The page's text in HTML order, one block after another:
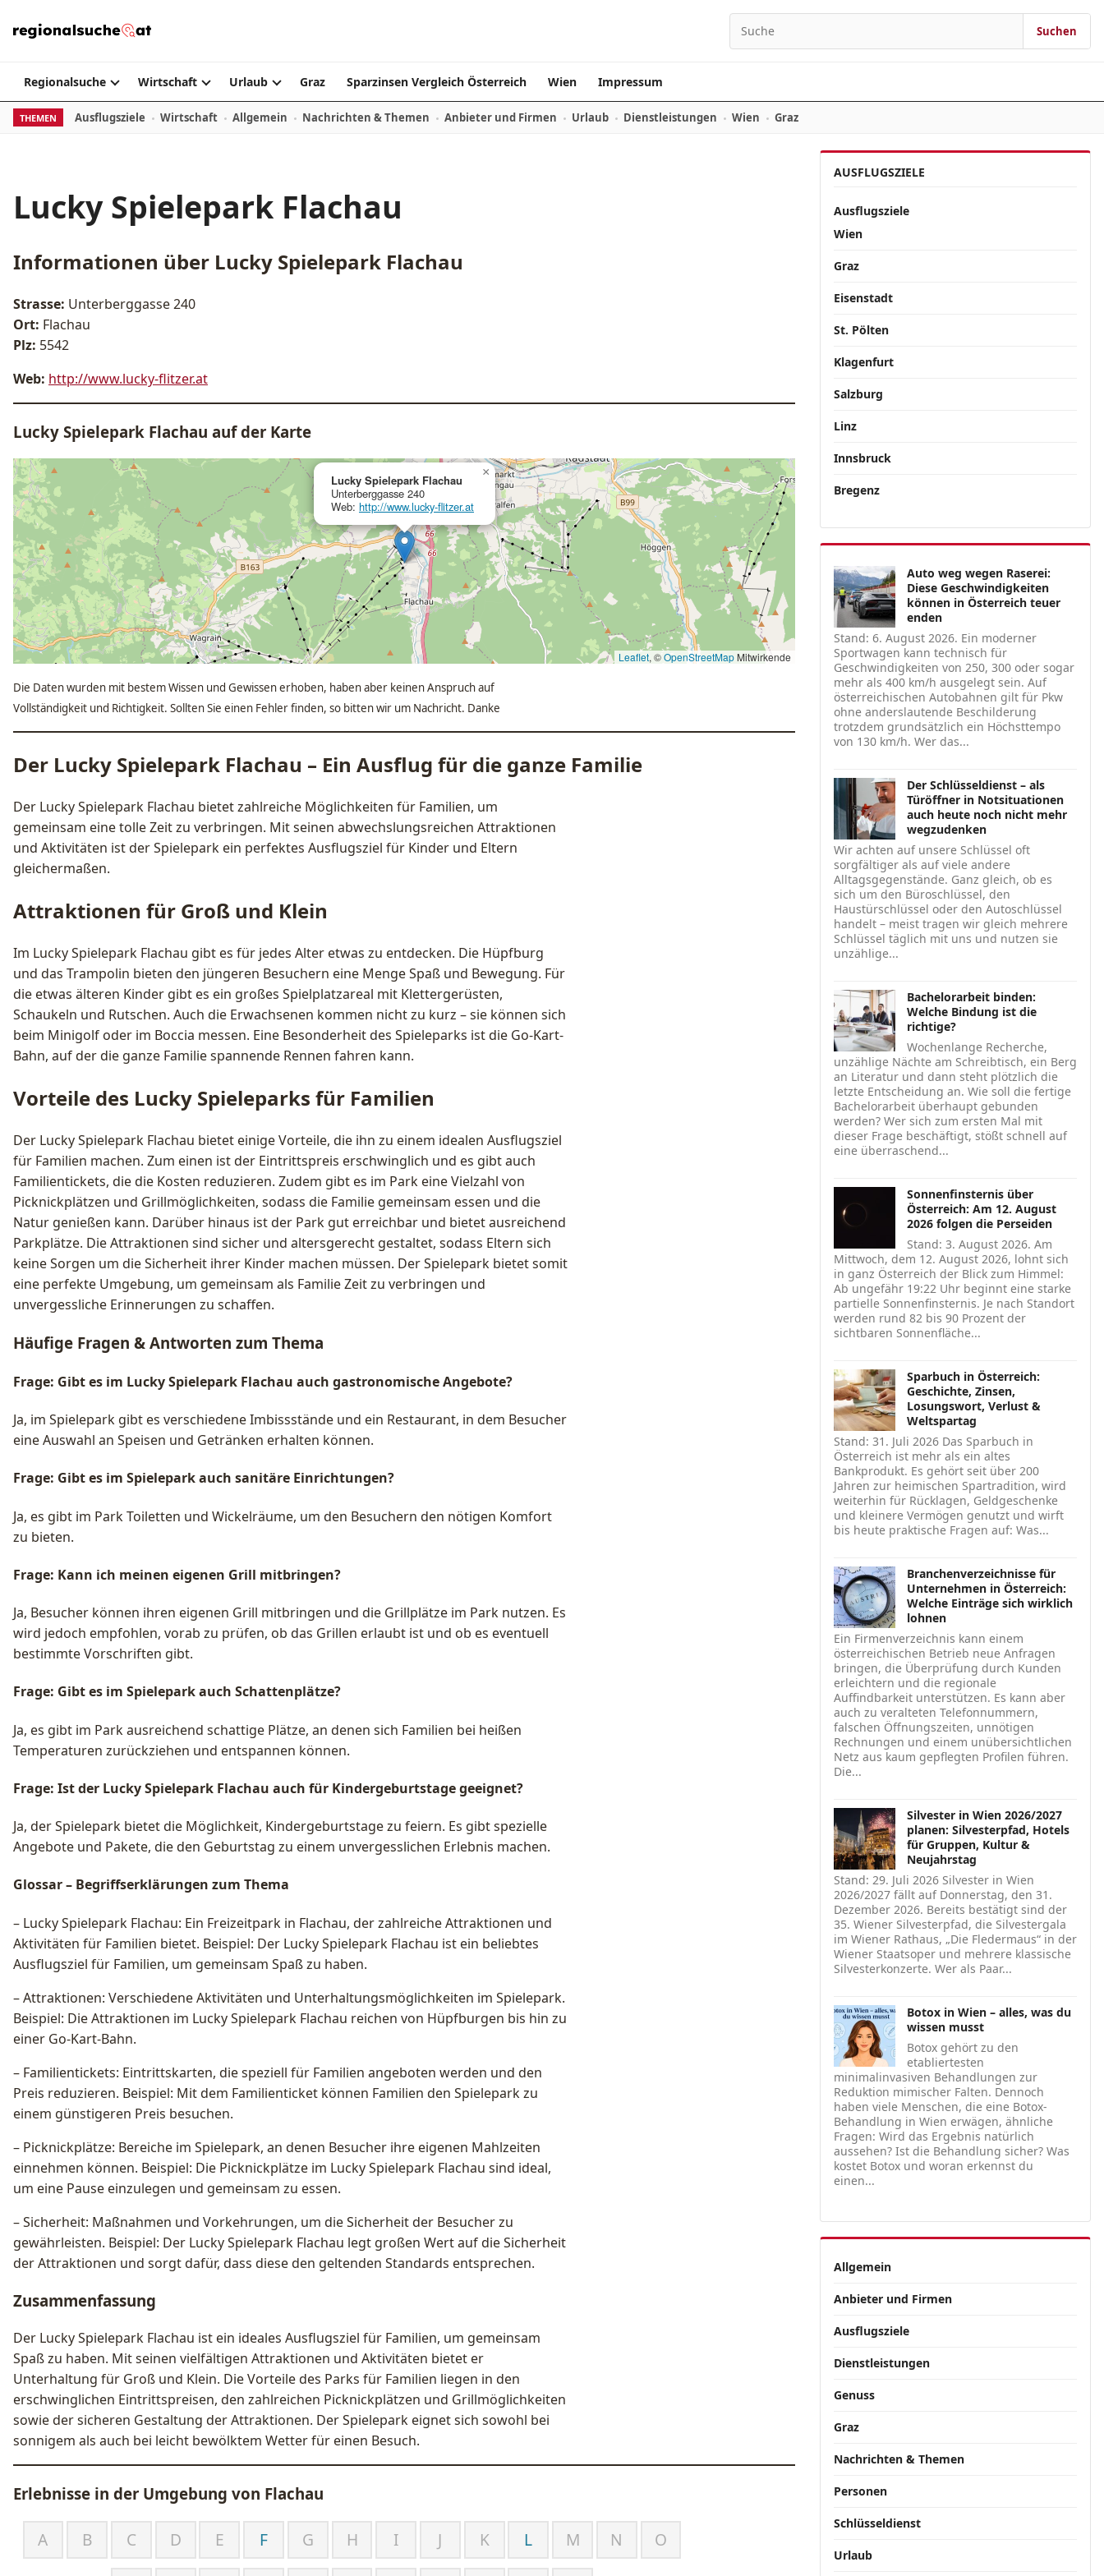
Suchen nach:
Suchen
Regionalsuche Wirtschaft Urlaub Graz Sparzinsen Vergleich Österreich Wien Impressum
THEMEN Ausflugsziele Wirtschaft Allgemein Nachrichten & Themen Anbieter und Firmen Urlaub Dienstleistungen Wien Graz
Lucky Spielepark Flachau
Informationen über Lucky Spielepark Flachau
Strasse: Unterberggasse 240
Ort: Flachau
Plz: 5542
Web: http://www.lucky-flitzer.at
Lucky Spielepark Flachau auf der Karte
Lucky Spielepark Flachau
Unterberggasse 240
Web: http://www.lucky-flitzer.at
×
Leaflet, ©OpenStreetMap Mitwirkende
Die Daten wurden mit bestem Wissen und Gewissen erhoben, haben aber keinen Anspruch auf
Vollständigkeit und Richtigkeit. Sollten Sie einen Fehler finden, so bitten wir um Nachricht. Danke
Der Lucky Spielepark Flachau – Ein Ausflug für die ganze Familie
Der Lucky Spielepark Flachau bietet zahlreiche Möglichkeiten für Familien, um
gemeinsam eine tolle Zeit zu verbringen. Mit seinen abwechslungsreichen Attraktionen
und Aktivitäten ist der Spielepark ein perfektes Ausflugsziel für Kinder und Eltern
gleichermaßen.
Attraktionen für Groß und Klein
Im Lucky Spielepark Flachau gibt es für jedes Alter etwas zu entdecken. Die Hüpfburg
und das Trampolin bieten den jüngeren Besuchern eine Menge Spaß und Bewegung. Für
die etwas älteren Kinder gibt es ein großes Spielplatzareal mit Klettergerüsten,
Schaukeln und Rutschen. Auch die Erwachsenen kommen nicht zu kurz – sie können sich
beim Minigolf oder im Boccia messen. Eine Besonderheit des Spieleparks ist die Go-Kart-
Bahn, auf der die ganze Familie spannende Rennen fahren kann.
Vorteile des Lucky Spieleparks für Familien
Der Lucky Spielepark Flachau bietet einige Vorteile, die ihn zu einem idealen Ausflugsziel
für Familien machen. Zum einen ist der Eintrittspreis erschwinglich und es gibt auch
Familientickets, die die Kosten reduzieren. Zudem gibt es im Park eine Vielzahl von
Picknickplätzen und Grillmöglichkeiten, sodass die Familie gemeinsam essen und die
Natur genießen kann. Darüber hinaus ist der Park gut erreichbar und bietet ausreichend
Parkplätze. Die Attraktionen sind sicher und altersgerecht gestaltet, sodass Eltern sich
keine Sorgen um die Sicherheit ihrer Kinder machen müssen. Der Spielepark bietet somit
eine perfekte Umgebung, um gemeinsam als Familie Zeit zu verbringen und
unvergessliche Erinnerungen zu schaffen.
Häufige Fragen & Antworten zum Thema
Frage: Gibt es im Lucky Spielepark Flachau auch gastronomische Angebote?
Ja, im Spielepark gibt es verschiedene Imbissstände und ein Restaurant, in dem Besucher
eine Auswahl an Speisen und Getränken erhalten können.
Frage: Gibt es im Spielepark auch sanitäre Einrichtungen?
Ja, es gibt im Park Toiletten und Wickelräume, um den Besuchern den nötigen Komfort
zu bieten.
Frage: Kann ich meinen eigenen Grill mitbringen?
Ja, Besucher können ihren eigenen Grill mitbringen und die Grillplätze im Park nutzen. Es
wird jedoch empfohlen, vorab zu prüfen, ob das Grillen erlaubt ist und ob es eventuell
bestimmte Vorschriften gibt.
Frage: Gibt es im Spielepark auch Schattenplätze?
Ja, es gibt im Park ausreichend schattige Plätze, an denen sich Familien bei heißen
Temperaturen zurückziehen und entspannen können.
Frage: Ist der Lucky Spielepark Flachau auch für Kindergeburtstage geeignet?
Ja, der Spielepark bietet die Möglichkeit, Kindergeburtstage zu feiern. Es gibt spezielle
Angebote und Pakete, die den Geburtstag zu einem unvergesslichen Erlebnis machen.
Glossar – Begriffserklärungen zum Thema
– Lucky Spielepark Flachau: Ein Freizeitpark in Flachau, der zahlreiche Attraktionen und
Aktivitäten für Familien bietet. Beispiel: Der Lucky Spielepark Flachau ist ein beliebtes
Ausflugsziel für Familien, um gemeinsam Spaß zu haben.
– Attraktionen: Verschiedene Aktivitäten und Unterhaltungsmöglichkeiten im Spielepark.
Beispiel: Die Attraktionen im Lucky Spielepark Flachau reichen von Hüpfburgen bis hin zu
einer Go-Kart-Bahn.
– Familientickets: Eintrittskarten, die speziell für Familien angeboten werden und den
Preis reduzieren. Beispiel: Mit dem Familienticket können Familien den Spielepark zu
einem günstigeren Preis besuchen.
– Picknickplätze: Bereiche im Spielepark, an denen Besucher ihre eigenen Mahlzeiten
einnehmen können. Beispiel: Die Picknickplätze im Lucky Spielepark Flachau sind ideal,
um eine Pause einzulegen und gemeinsam zu essen.
– Sicherheit: Maßnahmen und Vorkehrungen, um die Sicherheit der Besucher zu
gewährleisten. Beispiel: Der Lucky Spielepark Flachau legt großen Wert auf die Sicherheit
der Attraktionen und sorgt dafür, dass diese den geltenden Standards entsprechen.
Zusammenfassung
Der Lucky Spielepark Flachau ist ein ideales Ausflugsziel für Familien, um gemeinsam
Spaß zu haben. Mit seinen vielfältigen Attraktionen und Aktivitäten bietet er
Unterhaltung für Groß und Klein. Die Vorteile des Parks für Familien liegen in den
erschwinglichen Eintrittspreisen, den zahlreichen Picknickplätzen und Grillmöglichkeiten
sowie der sicheren Gestaltung der Attraktionen. Der Spielepark eignet sich sowohl bei
sonnigem als auch bei leicht bewölktem Wetter für einen Besuch.
Erlebnisse in der Umgebung von Flachau
A B C D E F G H I J K L M N O
AUSFLUGSZIELE
Ausflugsziele
Wien
Graz
Eisenstadt
St. Pölten
Klagenfurt
Salzburg
Linz
Innsbruck
Bregenz
Auto weg wegen Raserei:
Diese Geschwindigkeiten
können in Österreich teuer
enden
Stand: 6. August 2026. Ein moderner
Sportwagen kann technisch für
Geschwindigkeiten von 250, 300 oder sogar
mehr als 400 km/h ausgelegt sein. Auf
österreichischen Autobahnen gilt für Pkw
ohne anderslautende Beschilderung
trotzdem grundsätzlich ein Höchsttempo
von 130 km/h. Wer das...
Der Schlüsseldienst – als
Türöffner in Notsituationen
auch heute noch nicht mehr
wegzudenken
Wir achten auf unsere Schlüssel oft
sorgfältiger als auf viele andere
Alltagsgegenstände. Ganz gleich, ob es
sich um den Büroschlüssel, den
Haustürschlüssel oder den Autoschlüssel
handelt – meist tragen wir gleich mehrere
Schlüssel täglich mit uns und nutzen sie
unzählige...
Bachelorarbeit binden:
Welche Bindung ist die
richtige?
Wochenlange Recherche,
unzählige Nächte am Schreibtisch, ein Berg
an Literatur und dann steht plötzlich die
letzte Entscheidung an. Wie soll die fertige
Bachelorarbeit überhaupt gebunden
werden? Wer sich zum ersten Mal mit
dieser Frage beschäftigt, stößt schnell auf
eine überraschend...
Sonnenfinsternis über
Österreich: Am 12. August
2026 folgen die Perseiden
Stand: 3. August 2026. Am
Mittwoch, dem 12. August 2026, lohnt sich
in ganz Österreich der Blick zum Himmel:
Ab ungefähr 19:22 Uhr beginnt eine starke
partielle Sonnenfinsternis. Je nach Standort
werden rund 82 bis 90 Prozent der
sichtbaren Sonnenfläche...
Sparbuch in Österreich:
Geschichte, Zinsen,
Losungswort, Verlust &
Weltspartag
Stand: 31. Juli 2026 Das Sparbuch in
Österreich ist mehr als ein altes
Bankprodukt. Es gehört seit über 200
Jahren zur heimischen Spartradition, wird
weiterhin für Rücklagen, Geldgeschenke
und kleinere Vermögen genutzt und wirft
bis heute praktische Fragen auf: Was...
Branchenverzeichnisse für
Unternehmen in Österreich:
Welche Einträge sich wirklich
lohnen
Ein Firmenverzeichnis kann einem
österreichischen Betrieb neue Anfragen
bringen, die Überprüfung durch Kunden
erleichtern und die regionale
Auffindbarkeit unterstützen. Es kann aber
auch zu veralteten Telefonnummern,
falschen Öffnungszeiten, unnötigen
Rechnungen und einem unübersichtlichen
Netz aus kaum gepflegten Profilen führen.
Die...
Silvester in Wien 2026/2027
planen: Silvesterpfad, Hotels
für Gruppen, Kultur &
Neujahrstag
Stand: 29. Juli 2026 Silvester in Wien
2026/2027 fällt auf Donnerstag, den 31.
Dezember 2026. Bereits bestätigt sind der
35. Wiener Silvesterpfad, die Silvestergala
im Wiener Rathaus, „Die Fledermaus“ in der
Wiener Staatsoper und mehrere klassische
Silvesterkonzerte. Wer als Paar...
Botox in Wien – alles, was du
wissen musst
Botox gehört zu den
etabliertesten
minimalinvasiven Behandlungen zur
Reduktion mimischer Falten. Dennoch
haben viele Menschen, die eine Botox-
Behandlung in Wien erwägen, ähnliche
Fragen: Wird das Ergebnis natürlich
aussehen? Ist die Behandlung sicher? Was
kostet Botox und woran erkennst du
einen...
Allgemein
Anbieter und Firmen
Ausflugsziele
Dienstleistungen
Genuss
Graz
Nachrichten & Themen
Personen
Schlüsseldienst
Urlaub